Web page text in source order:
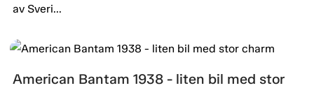
av Sveri...
American Bantam 1938 - liten bil med stor